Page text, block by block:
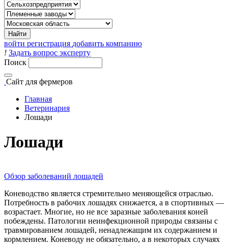
войти регистрация добавить компанию
! Задать вопрос эксперту
Поиск
Сайт для фермеров
Главная
Ветеринария
Лошади
Лошади
Обзор заболеваний лошадей
Коневодство является стремительно меняющейся отраслью.
Потребность в рабочих лошадях снижается, а в спортивных —
возрастает. Многие, но не все заразные заболевания коней
побеждены. Патологии неинфекционной природы связаны с
травмированием лошадей, ненадлежащим их содержанием и
кормлением. Коневоду не обязательно, а в некоторых случаях